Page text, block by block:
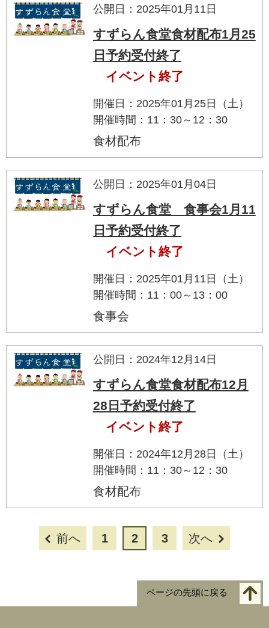
公開日：2025年01月11日
すずらん食堂食材配布1月25
日予約受付終了
イベント終了
開催日：2025年01月25日（土）
開催時間：11：30～12：30
食材配布
公開日：2025年01月04日
すずらん食堂 食事会1月11
日予約受付終了
イベント終了
開催日：2025年01月11日（土）
開催時間：11：00～13：00
食事会
公開日：2024年12月14日
すずらん食堂食材配布12月
28日予約受付終了
イベント終了
開催日：2024年12月28日（土）
開催時間：11：30～12：30
食材配布
前へ 1 2 3 次へ
ページの先頭に戻る